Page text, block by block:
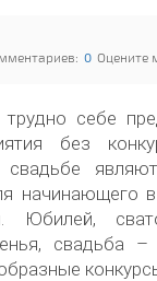
0 Оцените
себе
без
начинающего
свадьба –